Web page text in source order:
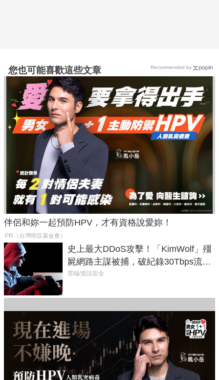
您也可能喜歡這些文章
伴侶和妳一起預防HPV，才有資格說愛妳！
PR（台灣癌症基金會）
史上最大DDoS攻擊！「KimWolf」殭
屍網路主謀被捕，破紀錄30Tbps流量
癱瘓全球！
雲端/資訊安全
Recommended by